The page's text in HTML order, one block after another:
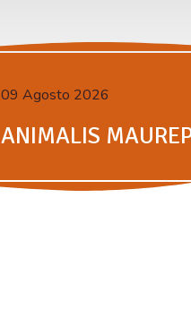
09 Agosto 2026
ANIMALIS